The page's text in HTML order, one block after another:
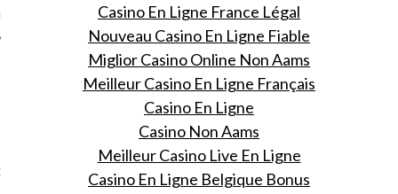
ON SALE
Naar Het Vogue
Casino En Ligne France Légal
Nouveau Casino En Ligne Fiable
Miglior Casino Online Non Aams
Meilleur Casino En Ligne Français
Casino En Ligne
Casino Non Aams
Meilleur Casino Live En Ligne
Casino En Ligne Belgique Bonus